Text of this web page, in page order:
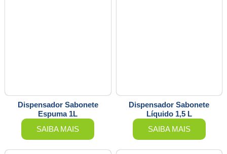
Dispensador Sabonete
Espuma 1L
SAIBA MAIS
Dispensador Sabonete
Líquido 1,5 L
SAIBA MAIS